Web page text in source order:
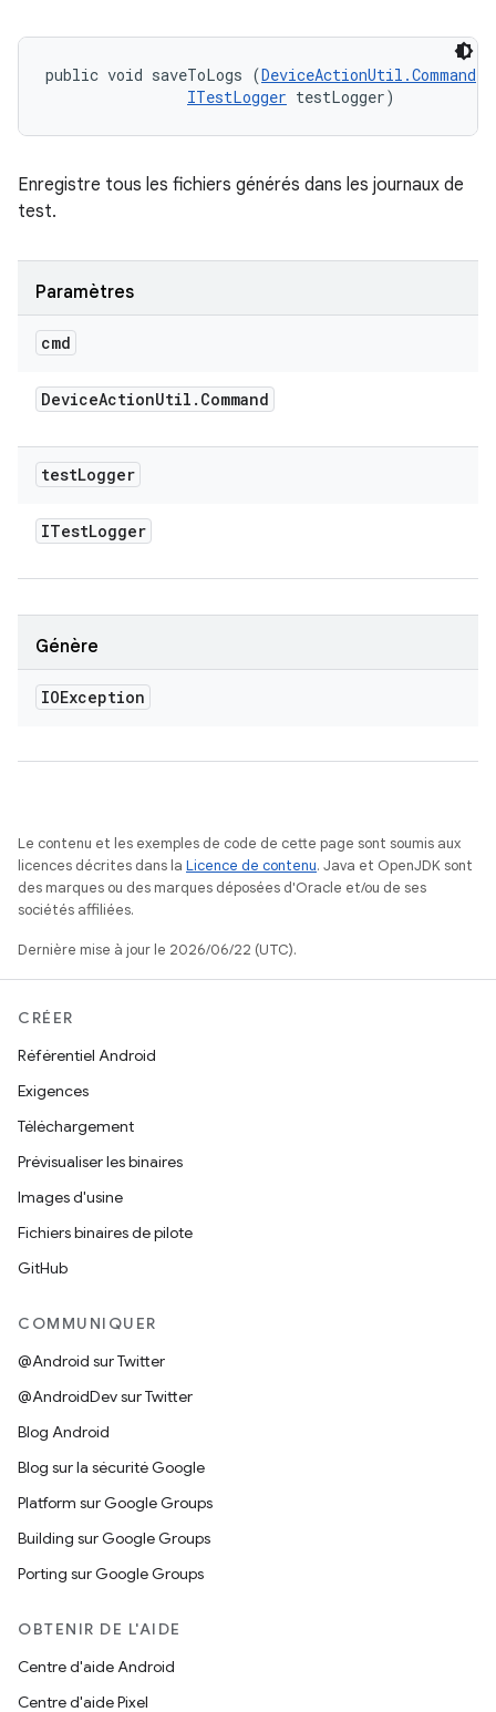
public void saveToLogs (DeviceActionUtil.Command
ITestLogger testLogger)
Enregistre tous les fichiers générés dans les journaux de
test.
Paramètres
cmd
DeviceActionUtil . Command
testLogger
ITestLogger
Génère
IOException
Le contenu et les exemples de code de cette page sont soumis aux
licences décrites dans la Licence de contenu. Java et OpenJDK sont
des marques ou des marques déposées d'Oracle et/ou de ses
sociétés affiliées.
Dernière mise à jour le 2026/06/22 (UTC).
CRÉER
Référentiel Android
Exigences
Téléchargement
Prévisualiser les binaires
Images d'usine
Fichiers binaires de pilote
GitHub
COMMUNIQUER
@Android sur Twitter
@AndroidDev sur Twitter
Blog Android
Blog sur la sécurité Google
Platform sur Google Groups
Building sur Google Groups
Porting sur Google Groups
OBTENIR DE L'AIDE
Centre d'aide Android
Centre d'aide Pixel